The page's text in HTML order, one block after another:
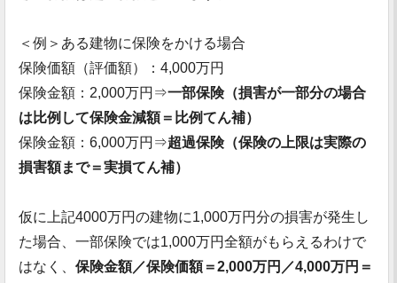
＜例＞ある建物に保険をかける場合
保険価額（評価額）：4,000万円
保険金額：2,000万円⇒一部保険（損害が一部分の場合
は比例して保険金減額＝比例てん補）
保険金額：6,000万円⇒超過保険（保険の上限は実際の
損害額まで＝実損てん補）
仮に上記4000万円の建物に1,000万円分の損害が発生し
た場合、一部保険では1,000万円全額がもらえるわけで
はなく、 保険金額／保険価額＝2,000万円／4,000万円＝